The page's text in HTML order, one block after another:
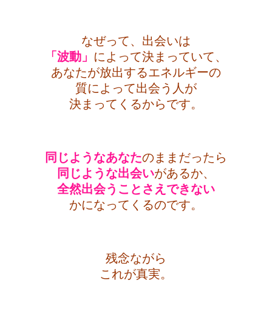
なぜって、出会いは
「波動」 によって決まっていて、
あなたが放出するエネルギーの
質によって出会う人が
決まってくるからです。
同じようなあなたのままだったら
同じような出会いがあるか、
全然出会うことさえ できない
かになってくるのです。
残念ながら
これが真実。